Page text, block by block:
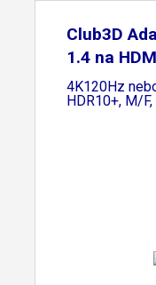
Club3D
1.4 na
4K120Hz
HDR10+, M/